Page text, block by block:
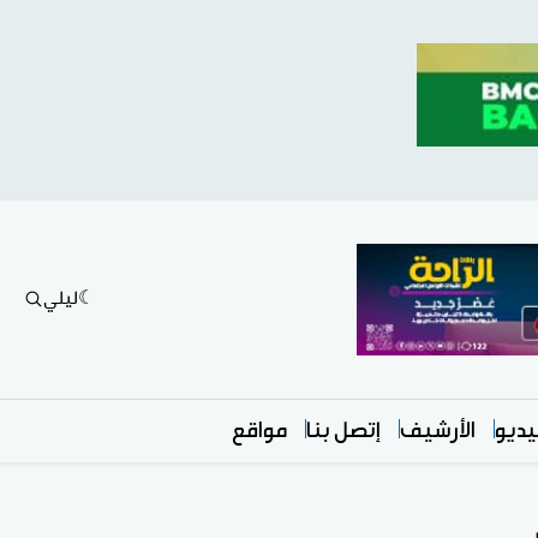
ليلي
الأرشيف إتصل بنا مواقع